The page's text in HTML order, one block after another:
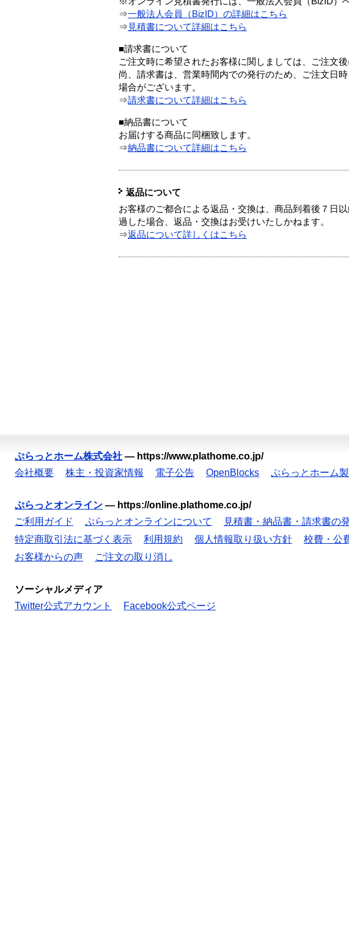
⇒一般法人会員（BizID）の詳細はこちら
⇒ 見積書について詳細はこちら
■請求書について
ご注文時に希望されたお客様に関しましては、ご注文後
尚、請求書は、営業時間内での発行のため、ご注文日
場合がございます。
⇒請求書について詳細はこちら
■納品書について
お届けする商品に同梱致します。
⇒納品書について詳細はこちら
返品について
お客様のご都合による返品・交換は、商品到着後７日
過した場合、返品・交換はお受けいたしかねます。
⇒返品について詳しくはこちら
ぷらっとホーム株式会社 — https://www.plathome.co.jp/
会社概要
株主・投資家情報 電子公告 OpenBlocks ぷらっとホーム
ぷらっとオンライン — https://online.plathome.co.jp/
ご利用ガイド
ぷらっとオンラインについて 見積書・納品書・請求書の
特定商取引法に基づく表示
利用規約 個人情報取り扱い方針 校費・公
お客様からの声
ご注文の取り消し
ソーシャルメディア
Twitter公式アカウント
Facebook公式ページ